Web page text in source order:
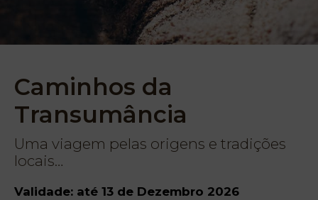
Caminhos da
Transumância
Uma viagem pelas origens e tradições
locais…
Validade: até 13 de Dezembro 2026